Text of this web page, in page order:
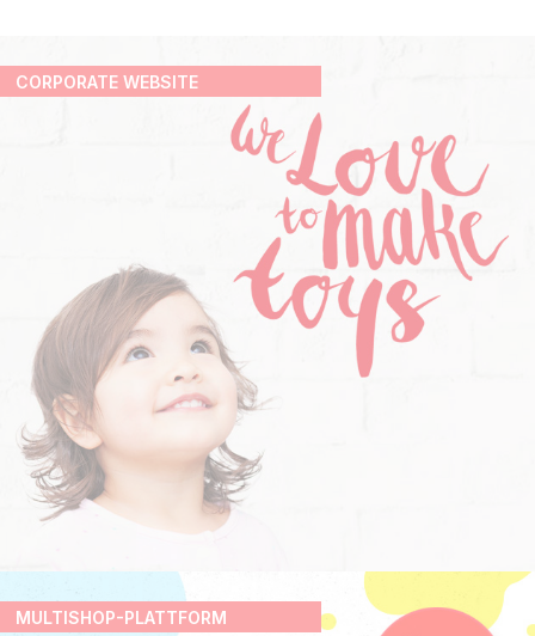
CORPORATE WEBSITE
MULTISHOP-PLATTFORM